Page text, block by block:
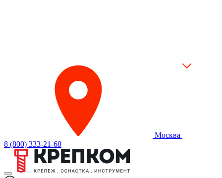
Москва
8 (800) 333-21-68